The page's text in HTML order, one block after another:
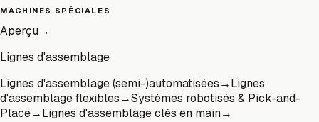
MACHINES SPÉCIALES
Aperçu→
Lignes d'assemblage
Lignes d'assemblage (semi-)automatisées→Lignes
d'assemblage flexibles→Systèmes robotisés & Pick-and-
Place→Lignes d'assemblage clés en main→